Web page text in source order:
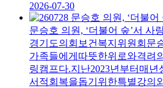
2026-07-30
문승호 의원, ‘더불어 숲’서 사
경기도의회보건복지위원회문
가족들에게따뜻한위로와격려
링캠프다.지난2023년부터매
서적회복을돕기위한특별강의